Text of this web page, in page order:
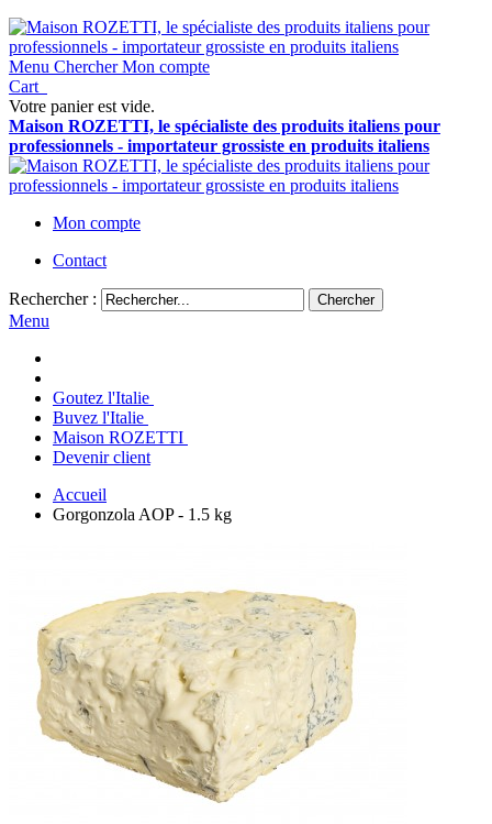
Menu Chercher Mon compte
Cart
Votre panier est vide.
Maison ROZETTI, le spécialiste des produits italiens pour
professionnels - importateur grossiste en produits italiens
Mon compte
Contact
Rechercher : Chercher
Menu
Goutez l'Italie
Buvez l'Italie
Maison ROZETTI
Devenir client
Accueil
Gorgonzola AOP - 1.5 kg